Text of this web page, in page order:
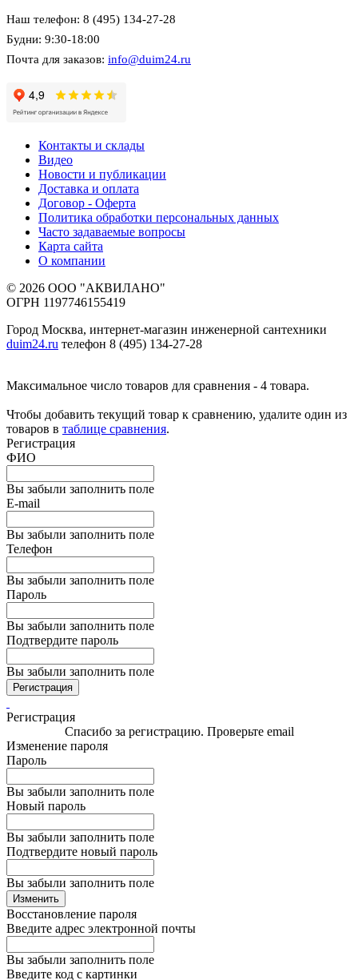
Наш телефон: 8 (495) 134-27-28
Будни: 9:30-18:00
Почта для заказов: info@duim24.ru
Контакты и склады
Видео
Новости и публикации
Доставка и оплата
Договор - Оферта
Политика обработки персональных данных
Часто задаваемые вопросы
Карта сайта
О компании
© 2026 ООО "АКВИЛАНО"
ОГРН 1197746155419
Город Москва, интернет-магазин инженерной сантехники
duim24.ru телефон 8 (495) 134-27-28
Максимальное число товаров для сравнения - 4 товара.
Чтобы добавить текущий товар к сравнению, удалите один из
товаров в таблице сравнения.
Регистрация
ФИО
Вы забыли заполнить поле
E-mail
Вы забыли заполнить поле
Телефон
Вы забыли заполнить поле
Пароль
Вы забыли заполнить поле
Подтвердите пароль
Вы забыли заполнить поле
Регистрация
Регистрация
Спасибо за регистрацию. Проверьте email
Изменение пароля
Пароль
Вы забыли заполнить поле
Новый пароль
Вы забыли заполнить поле
Подтвердите новый пароль
Вы забыли заполнить поле
Изменить
Восстановление пароля
Введите адрес электронной почты
Вы забыли заполнить поле
Введите код с картинки